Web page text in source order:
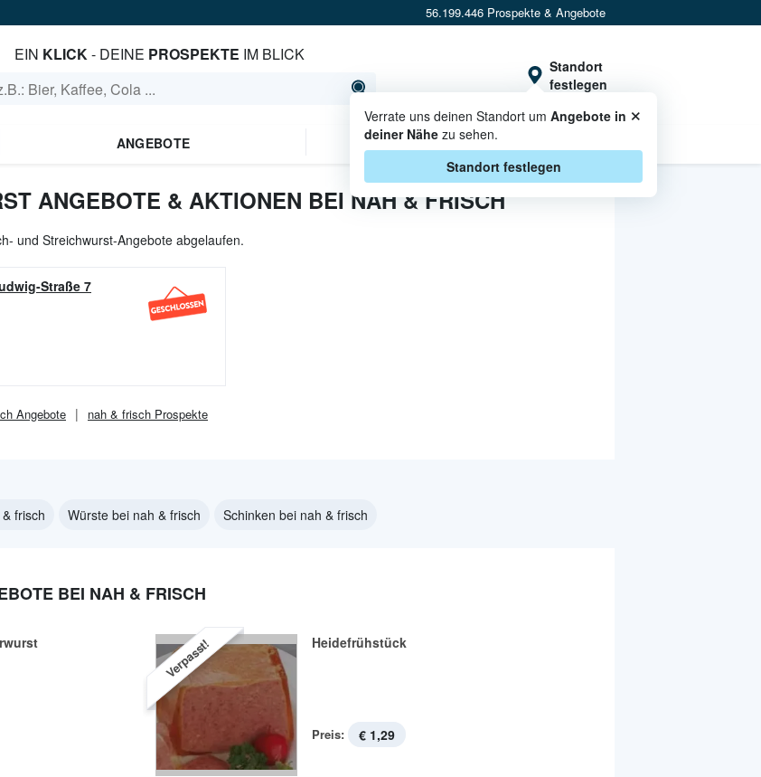
56.199.446 Prospekte & Angebote
EIN KLICK- DEINE PROSPEKTE IM BLICK
Standort
festlegen
Verrate uns deinen Standort umAngebote in
deiner Nähe zu sehen.
Standort festlegen
×
ANGEBOTE CASHBACK
ANGEBOTE & AKTIONEN BEI NAH & FRISCH
und Streichwurst-Angebote abgelaufen.
Straße 7
Angebote nah & frisch Prospekte
frisch Würste bei nah & frisch Schinken bei nah & frisch
BEI NAH & FRISCH
Verpasst! Heidefrühstück
Preis: € 1,29